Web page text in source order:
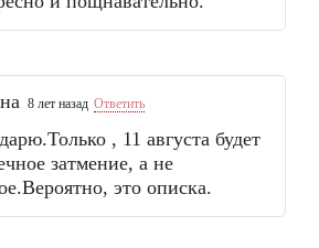
8 лет назад Ответить
, 11 августа будет
затмение, а не
это описка.